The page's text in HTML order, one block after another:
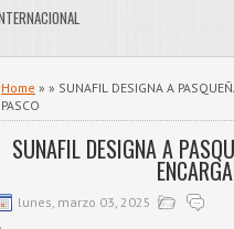
Home » » SUNAFIL DESIGNA A
PASCO
SUNAFIL DESIGNA A
lunes, marzo 03, 2025